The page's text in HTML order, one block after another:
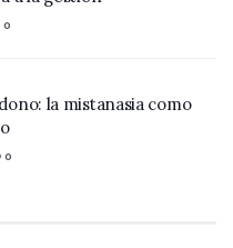
0
la mistanasia como
0